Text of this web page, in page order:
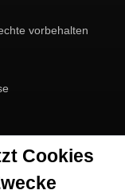
vorbehalten
Cookies